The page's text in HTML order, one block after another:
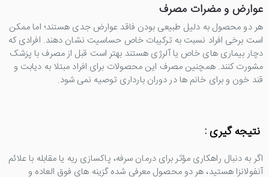
عوارض و مضرات مصرف
هر دو محصول به دلیل طبیعی بودن فاقد عوارض جدی هستند؛ اما ممکن
است برخی افراد نسبت به ترکیبات خاص حساسیت نشان دهند. افرادی که
دچار بیماری های خاص یا آلرژی هستند بهتر است قبل از مصرف با پزشک
مشورت کنند. همچنین مصرف این محصولات برای افراد مبتلا به دیابت و
قند خون و برای خانم ها در دوران بارداری توصیه نمی شود.
نتیجه گیری :
اگر به دنبال راهکاری مؤثر برای درمان سرفه، پاکسازی ریه یا مقابله با علائم
آنفولانزا هستید، هر دو محصول معرفی شده گزینه های فوق العاده و